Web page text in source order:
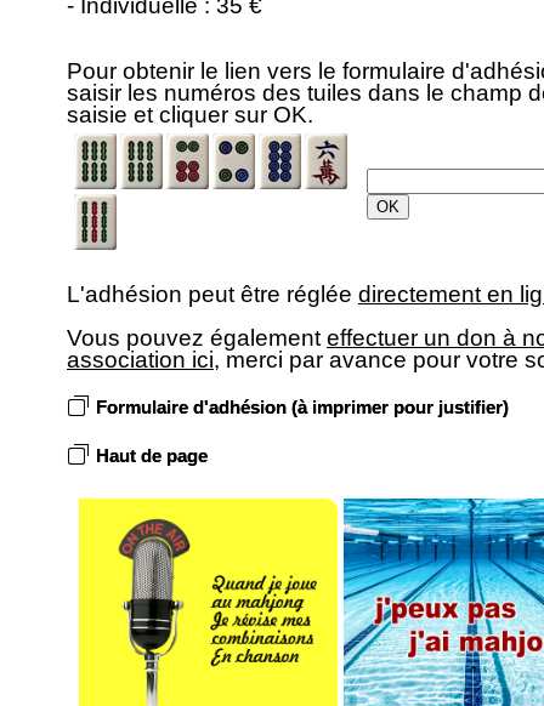
- Individuelle : 35 €
Pour obtenir le lien vers le formulaire
saisir les numéros des tuiles dans le champ
saisie et cliquer sur OK.
L'adhésion peut être réglée directement en
Vous pouvez également effectuer un don à
association ici, merci par avance pour votre
Formulaire d'adhésion (à imprimer pour justifier)
Haut de page